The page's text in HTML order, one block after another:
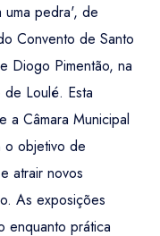
uma pedra', de
Convento de Santo
Diogo Pimentão, na
Loulé. Esta
a Câmara Municipal
o objetivo de
atrair novos
As exposições
enquanto prática